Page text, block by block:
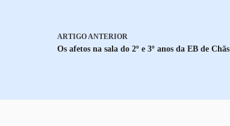
ARTIGOANTERIOR
Os afetos na sala do 2º e 3º anos da EB de Chãs